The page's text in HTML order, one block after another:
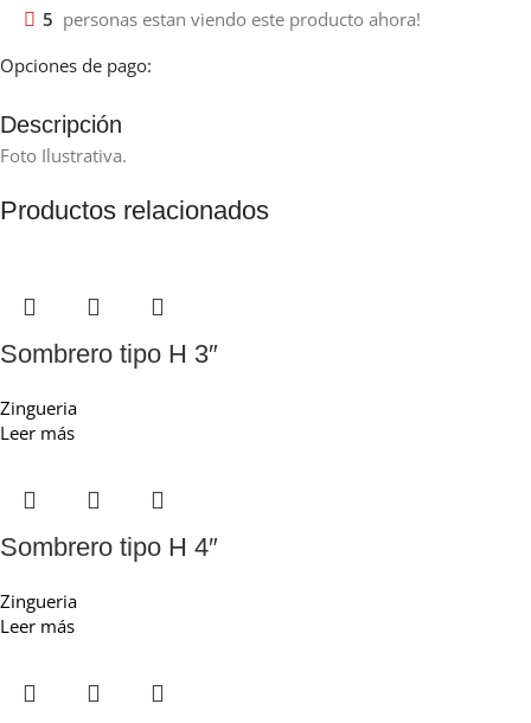
5 personas estan viendo este producto ahora!
Opciones de pago:
Descripción
Foto Ilustrativa.
Productos relacionados
Sombrero tipo H 3″
Zingueria
Leer más
Sombrero tipo H 4″
Zingueria
Leer más